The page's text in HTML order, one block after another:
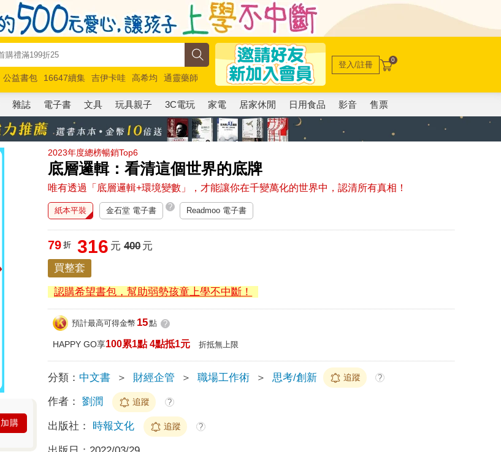
公益書包 16647續集 吉伊卡哇 高希均
通靈藥師
馬斯克 玩具總動員5 超慢跑
登入/註冊 0
雜誌 電子書 文具 玩具親子 3C電玩 家電 居家休閒 日用食品 影音 售票
2023年度總榜暢銷Top6
底層邏輯：看清這個世界的底牌
唯有透過「底層邏輯+環境變數」，才能讓你在千變萬化的世界中，認清所有真相！
加購
紙本平裝 金石堂 電子書 ? Readmoo 電子書
79 折 316 元 400元
買整套
認購希望書包，幫助弱勢孩童上學不中斷！
預計最高可得金幣 15點 ?
HAPPY GO享100累1點 4點抵1元 折抵無上限
分類： 中文書 ＞ 財經企管 ＞ 職場工作術 ＞ 思考/創新 追蹤 ?
作者： 劉潤 追蹤 ?
出版社： 時報文化 追蹤 ?